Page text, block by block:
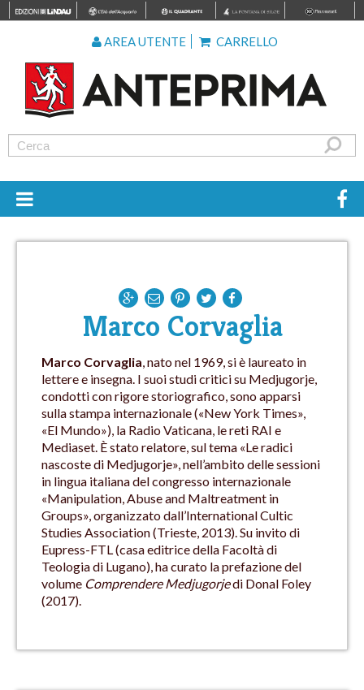
AREA UTENTE CARRELLO
Marco Corvaglia
Marco Corvaglia , nato nel 1969, si è laureato in
lettere e insegna. I suoi studi critici su Medjugorje,
condotti con rigore storiografico, sono apparsi
sulla stampa internazionale («New York Times»,
«El Mundo»), la Radio Vaticana, le reti RAI e
Mediaset. È stato relatore, sul tema «Le radici
nascoste di Medjugorje», nell’ambito delle sessioni
in lingua italiana del congresso internazionale
«Manipulation, Abuse and Maltreatment in
Groups», organizzato dall’International Cultic
Studies Association (Trieste, 2013). Su invito di
Eupress-FTL (casa editrice della Facoltà di
Teologia di Lugano), ha curato la prefazione del
volume Comprendere Medjugorjedi Donal Foley
(2017).